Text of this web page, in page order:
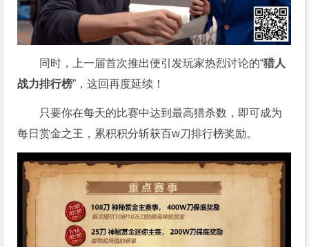
同时，上一届首次推出便引发玩家热烈讨论的“猎人
战力排行榜”，这回再度延续！
只要你在每天的比赛中达到最高猎杀数，即可成为
每日赏金之王，累积积分斩获百w刀排行榜奖励。